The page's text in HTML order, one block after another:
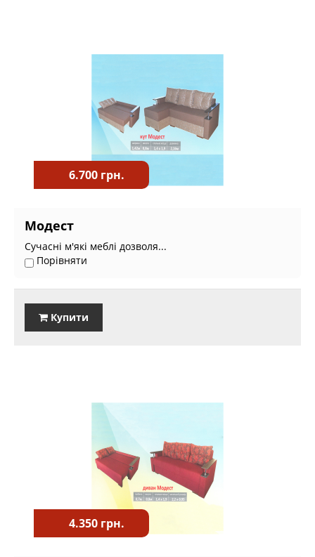
6.700 грн.
Модест
Сучасні м'які меблі дозволя...
Порівняти
Купити
4.350 грн.